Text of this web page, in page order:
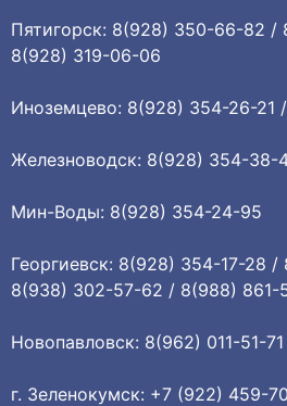
Пятигорск: 8(928) 350-66-82
8(928) 319-06-06
Иноземцево: 8(928) 354-26-21
Железноводск: 8(928) 354-38-
Мин-Воды: 8(928) 354-24-95
Георгиевск: 8(928) 354-17-28
8(938) 302-57-62 / 8(988) 861-
Новопавловск: 8(962) 011-51-71
г. Зеленокумск: +7 (922) 459-